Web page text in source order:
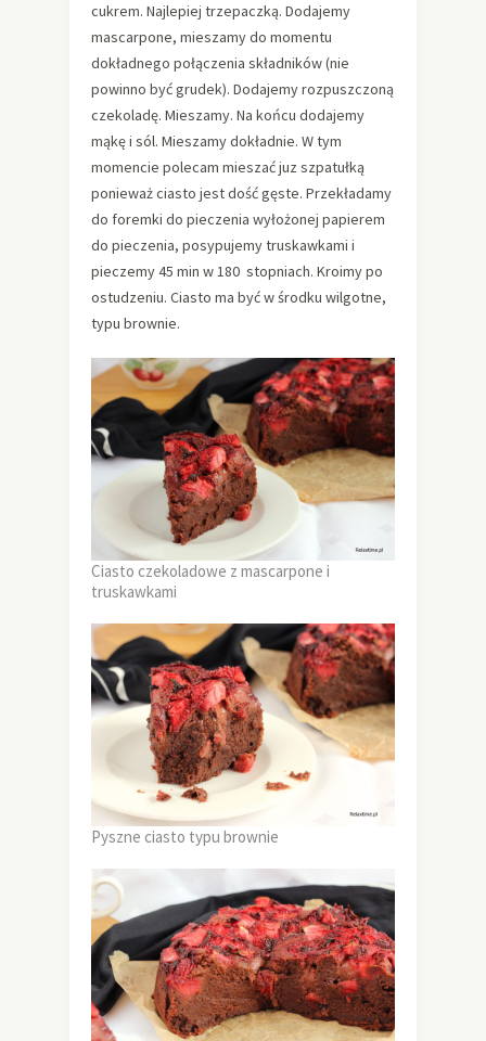
cukrem. Najlepiej trzepaczką. Dodajemy
mascarpone, mieszamy do momentu
dokładnego połączenia składników (nie
powinno być grudek). Dodajemy rozpuszczoną
czekoladę. Mieszamy. Na końcu dodajemy
mąkę i sól. Mieszamy dokładnie. W tym
momencie polecam mieszać juz szpatułką
ponieważ ciasto jest dość gęste. Przekładamy
do foremki do pieczenia wyłożonej papierem
do pieczenia, posypujemy truskawkami i
pieczemy 45 min w 180 stopniach. Kroimy po
ostudzeniu. Ciasto ma być w środku wilgotne,
typu brownie.
Ciasto czekoladowe z mascarpone i
truskawkami
Pyszne ciasto typu brownie